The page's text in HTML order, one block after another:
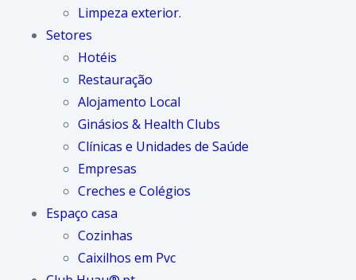
Limpeza exterior.
Setores
Hotéis
Restauração
Alojamento Local
Ginásios & Health Clubs
Clínicas e Unidades de Saúde
Empresas
Creches e Colégios
Espaço casa
Cozinhas
Caixilhos em Pvc